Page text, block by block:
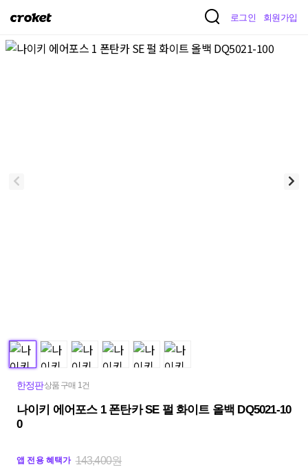
크
켓
로그인 회원가입
한정판상품 구매 1건
나이키 에어포스 1 폰탄카 SE 펄 화이트 올백 DQ5021-10
0
앱 전용 혜택가 143,400원